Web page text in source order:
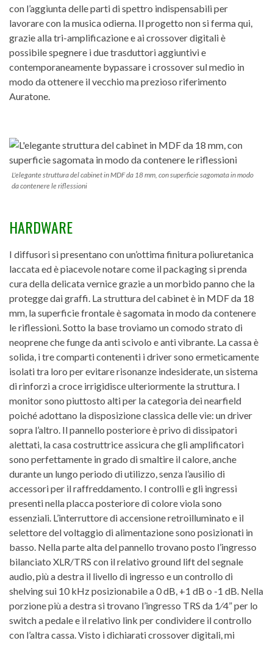
con l’aggiunta delle parti di spettro indispensabili per
lavorare con la musica odierna. Il progetto non si ferma qui,
grazie alla tri-amplificazione e ai crossover digitali è
possibile spegnere i due trasduttori aggiuntivi e
contemporaneamente bypassare i crossover sul medio in
modo da ottenere il vecchio ma prezioso riferimento
Auratone.
L'elegante struttura del cabinet in MDF da 18 mm, con superficie sagomata in modo
da contenere le riflessioni
HARDWARE
I diffusori si presentano con un’ottima finitura poliuretanica
laccata ed è piacevole notare come il packaging si prenda
cura della delicata vernice grazie a un morbido panno che la
protegge dai graffi. La struttura del cabinet è in MDF da 18
mm, la superficie frontale è sagomata in modo da contenere
le riflessioni. Sotto la base troviamo un comodo strato di
neoprene che funge da anti scivolo e anti vibrante. La cassa è
solida, i tre comparti contenenti i driver sono ermeticamente
isolati tra loro per evitare risonanze indesiderate, un sistema
di rinforzi a croce irrigidisce ulteriormente la struttura. I
monitor sono piuttosto alti per la categoria dei nearfield
poiché adottano la disposizione classica delle vie: un driver
sopra l’altro. Il pannello posteriore è privo di dissipatori
alettati, la casa costruttrice assicura che gli amplificatori
sono perfettamente in grado di smaltire il calore, anche
durante un lungo periodo di utilizzo, senza l’ausilio di
accessori per il raffreddamento. I controlli e gli ingressi
presenti nella placca posteriore di colore viola sono
essenziali. L’interruttore di accensione retroilluminato e il
selettore del voltaggio di alimentazione sono posizionati in
basso. Nella parte alta del pannello trovano posto l’ingresso
bilanciato XLR/TRS con il relativo ground lift del segnale
audio, più a destra il livello di ingresso e un controllo di
shelving sui 10 kHz posizionabile a 0 dB, +1 dB o -1 dB. Nella
porzione più a destra si trovano l’ingresso TRS da 1⁄4” per lo
switch a pedale e il relativo link per condividere il controllo
con l’altra cassa. Visto i dichiarati crossover digitali, mi